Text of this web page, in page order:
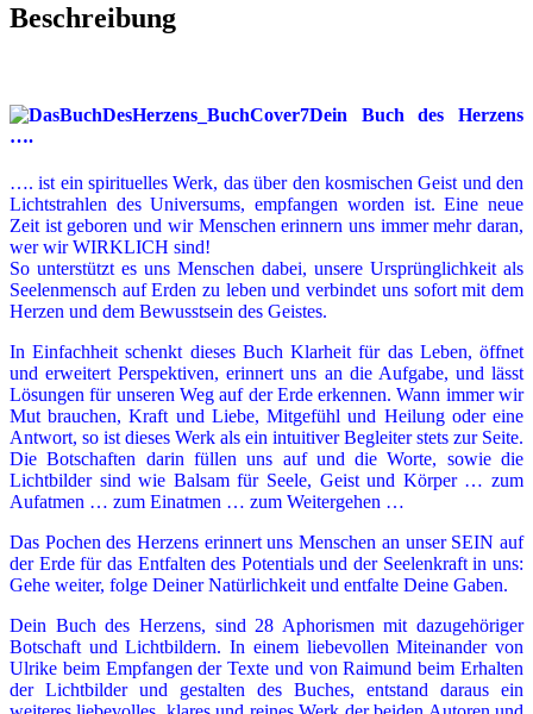
Beschreibung
Dein Buch des Herzens
….
…. ist ein spirituelles Werk, das über den kosmischen Geist und den
Lichtstrahlen des Universums, empfangen worden ist. Eine neue
Zeit ist geboren und wir Menschen erinnern uns immer mehr daran,
wer wir WIRKLICH sind!
So unterstützt es uns Menschen dabei, unsere Ursprünglichkeit als
Seelenmensch auf Erden zu leben und verbindet uns sofort mit dem
Herzen und dem Bewusstsein des Geistes.
In Einfachheit schenkt dieses Buch Klarheit für das Leben, öffnet
und erweitert Perspektiven, erinnert uns an die Aufgabe, und lässt
Lösungen für unseren Weg auf der Erde erkennen. Wann immer wir
Mut brauchen, Kraft und Liebe, Mitgefühl und Heilung oder eine
Antwort, so ist dieses Werk als ein intuitiver Begleiter stets zur Seite.
Die Botschaften darin füllen uns auf und die Worte, sowie die
Lichtbilder sind wie Balsam für Seele, Geist und Körper … zum
Aufatmen … zum Einatmen … zum Weitergehen …
Das Pochen des Herzens erinnert uns Menschen an unser SEIN auf
der Erde für das Entfalten des Potentials und der Seelenkraft in uns:
Gehe weiter, folge Deiner Natürlichkeit und entfalte Deine Gaben.
Dein Buch des Herzens, sind 28 Aphorismen mit dazugehöriger
Botschaft und Lichtbildern. In einem liebevollen Miteinander von
Ulrike beim Empfangen der Texte und von Raimund beim Erhalten
der Lichtbilder und gestalten des Buches, entstand daraus ein